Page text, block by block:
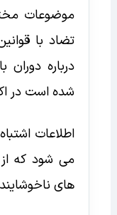
موضوعات
تضاد با
درباره
شده است در
اطلاعات
می شود که
های